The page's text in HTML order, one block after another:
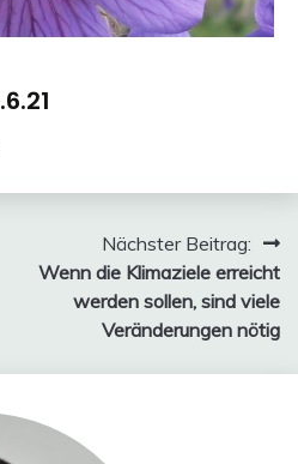
Nächster Beitrag:
Wenn die Klimaziele erreicht
werden sollen, sind viele
Veränderungen nötig